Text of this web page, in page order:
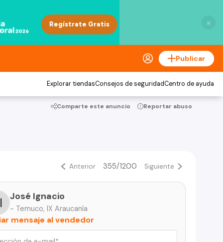
×
Publicar
Explorar tiendasConsejos de seguridadCentro de ayuda
Comparte este anuncio Reportar abuso
Anterior 355/1200 Siguiente
José Ignacio
- Temuco, IX Araucanía
mensaje al vendedor